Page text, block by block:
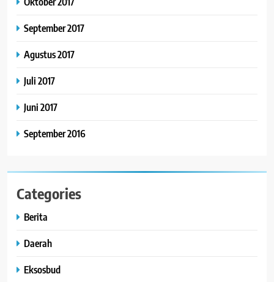
September 2017
Agustus 2017
Juli 2017
Juni 2017
September 2016
Categories
Berita
Daerah
Eksosbud